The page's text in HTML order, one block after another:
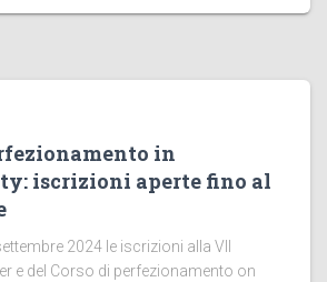
in
iscrizioni aperte fino al
2024 le iscrizioni alla VII
e del Corso di perfezionamento on